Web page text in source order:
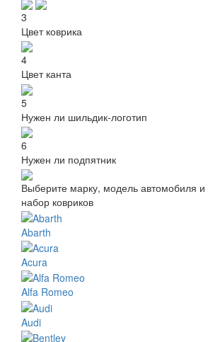
3
Цвет коврика
4
Цвет канта
5
Нужен ли шильдик-логотип
6
Нужен ли подпятник
Выберите марку, модель автомобиля и
набор ковриков
Abarth
Acura
Alfa Romeo
Audi